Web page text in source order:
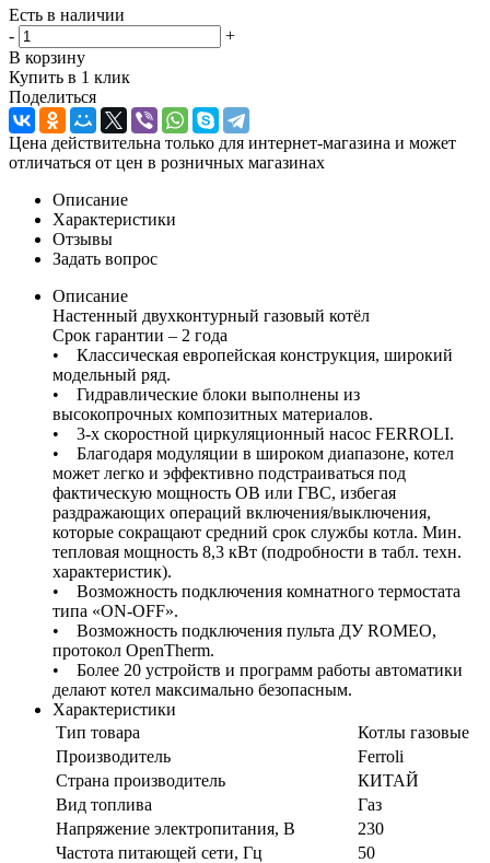
Есть в наличии
-
+
В корзину
Купить в 1 клик
Поделиться
Цена действительна только для интернет-магазина и может
отличаться от цен в розничных магазинах
Описание
Характеристики
Отзывы
Задать вопрос
Описание
Настенный двухконтурный газовый котёл
Срок гарантии – 2 года
• Классическая европейская конструкция, широкий
модельный ряд.
• Гидравлические блоки выполнены из
высокопрочных композитных материалов.
• 3-х скоростной циркуляционный насос FERROLI.
• Благодаря модуляции в широком диапазоне, котел
может легко и эффективно подстраиваться под
фактическую мощность ОВ или ГВС, избегая
раздражающих операций включения/выключения,
которые сокращают средний срок службы котла. Мин.
тепловая мощность 8,3 кВт (подробности в табл. техн.
характеристик).
• Возможность подключения комнатного термостата
типа «ON-OFF».
• Возможность подключения пульта ДУ ROMEO,
протокол OpenTherm.
• Более 20 устройств и программ работы автоматики
делают котел максимально безопасным.
Характеристики
Тип товара
Котлы газовые
Производитель
Ferroli
Страна производитель
КИТАЙ
Вид топлива
Газ
Напряжение электропитания, В
230
Частота питающей сети, Гц
50